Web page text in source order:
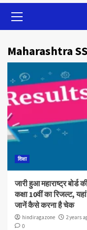
Maharashtra
शिक्षा
जारी हुआ महाराष्ट्र बोर्ड
कक्षा 10वीं का रिजल्ट, यहां
जानें कैसे करना है चेक
hindiragazone
2 years
0